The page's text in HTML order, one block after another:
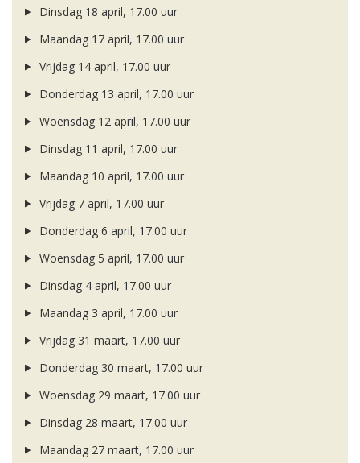
Dinsdag 18 april, 17.00 uur
Maandag 17 april, 17.00 uur
Vrijdag 14 april, 17.00 uur
Donderdag 13 april, 17.00 uur
Woensdag 12 april, 17.00 uur
Dinsdag 11 april, 17.00 uur
Maandag 10 april, 17.00 uur
Vrijdag 7 april, 17.00 uur
Donderdag 6 april, 17.00 uur
Woensdag 5 april, 17.00 uur
Dinsdag 4 april, 17.00 uur
Maandag 3 april, 17.00 uur
Vrijdag 31 maart, 17.00 uur
Donderdag 30 maart, 17.00 uur
Woensdag 29 maart, 17.00 uur
Dinsdag 28 maart, 17.00 uur
Maandag 27 maart, 17.00 uur